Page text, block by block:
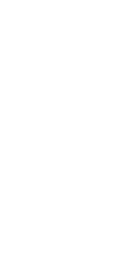
nastajala
preklopne